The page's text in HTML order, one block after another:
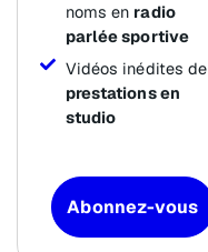
noms en radio
parlée sportive
Vidéos inédites de
prestations en
studio
Abonnez-vous